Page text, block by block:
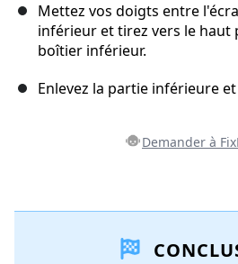
Mettez vos doigts entre
inférieur et tirez vers le haut
boîtier inférieur.
Enlevez la partie inférieure
Demander à
Ajouter un commentaire